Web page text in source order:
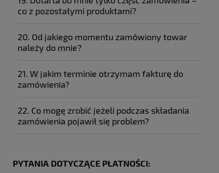
co z pozostałymi produktami?
20. Od jakiego momentu zamówiony towar
należy do mnie?
21. W jakim terminie otrzymam fakturę do
zamówienia?
22. Co mogę zrobić jeżeli podczas składania
zamówienia pojawił się problem?
info@sklep.zolta.pl
PYTANIA DOTYCZĄCE PŁATNOŚCI: